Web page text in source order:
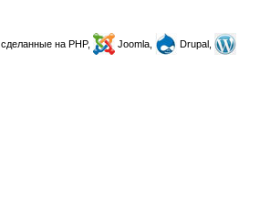
, сделанные на PHP, Joomla,
Drupal,